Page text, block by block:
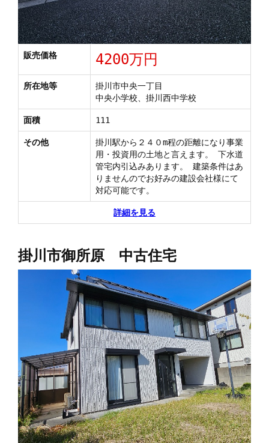
販売価格 4200万円
所在地等
掛川市中央一丁目
中央小学校、掛川西中学校
面積 111
その他
掛川駅から２４０m程の距離になり事業
用・投資用の土地と言えます。 下水道
管宅内引込みあります。 建築条件はあ
りませんのでお好みの建設会社様にて
対応可能です。
詳細を見る
掛川市御所原 中古住宅